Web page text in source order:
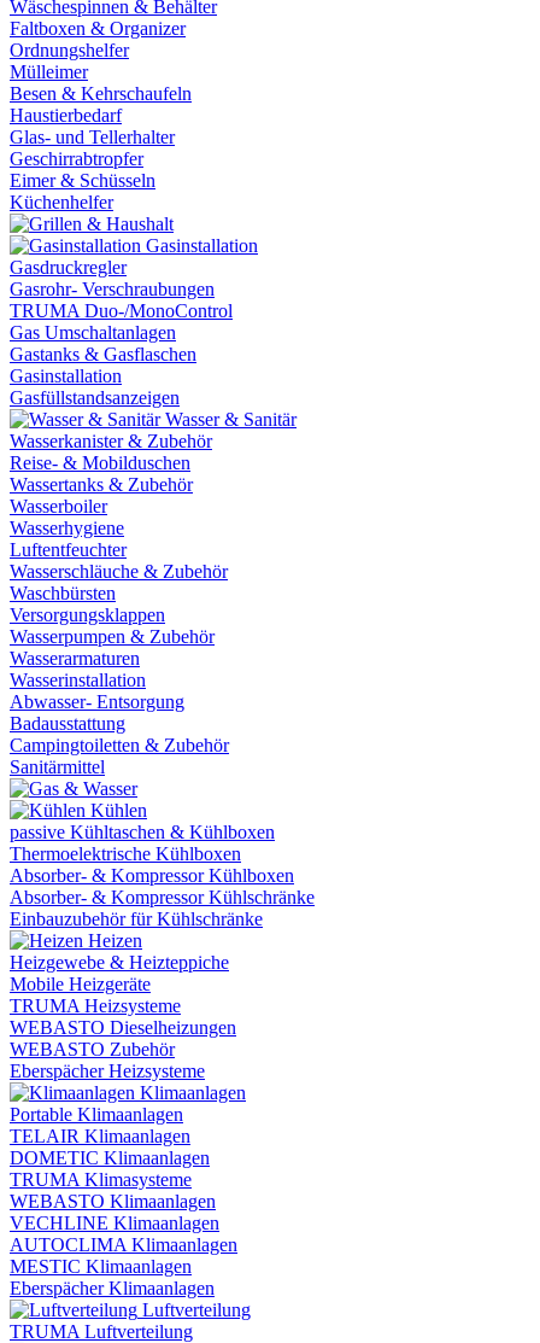
Wäschespinnen & Behälter
Faltboxen & Organizer
Ordnungshelfer
Mülleimer
Besen & Kehrschaufeln
Haustierbedarf
Glas- und Tellerhalter
Geschirrabtropfer
Eimer & Schüsseln
Küchenhelfer
Gasinstallation
Gasdruckregler
Gasrohr- Verschraubungen
TRUMA Duo-/MonoControl
Gas Umschaltanlagen
Gastanks & Gasflaschen
Gasinstallation
Gasfüllstandsanzeigen
Wasser & Sanitär
Wasserkanister & Zubehör
Reise- & Mobilduschen
Wassertanks & Zubehör
Wasserboiler
Wasserhygiene
Luftentfeuchter
Wasserschläuche & Zubehör
Waschbürsten
Versorgungsklappen
Wasserpumpen & Zubehör
Wasserarmaturen
Wasserinstallation
Abwasser- Entsorgung
Badausstattung
Campingtoiletten & Zubehör
Sanitärmittel
Kühlen
passive Kühltaschen & Kühlboxen
Thermoelektrische Kühlboxen
Absorber- & Kompressor Kühlboxen
Absorber- & Kompressor Kühlschränke
Einbauzubehör für Kühlschränke
Heizen
Heizgewebe & Heizteppiche
Mobile Heizgeräte
TRUMA Heizsysteme
WEBASTO Dieselheizungen
WEBASTO Zubehör
Eberspächer Heizsysteme
Klimaanlagen
Portable Klimaanlagen
TELAIR Klimaanlagen
DOMETIC Klimaanlagen
TRUMA Klimasysteme
WEBASTO Klimaanlagen
VECHLINE Klimaanlagen
AUTOCLIMA Klimaanlagen
MESTIC Klimaanlagen
Eberspächer Klimaanlagen
Luftverteilung
TRUMA Luftverteilung